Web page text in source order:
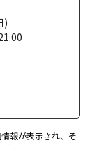
)
報が表示され、そ